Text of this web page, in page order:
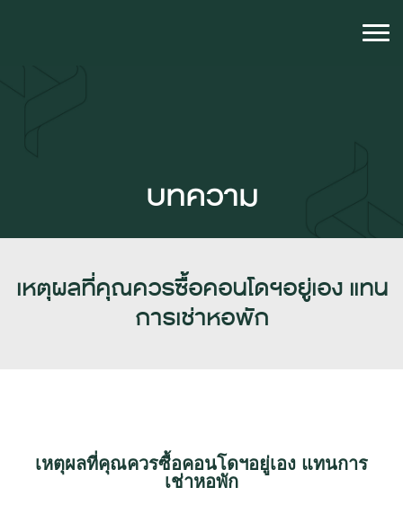
บทความ
เหตุผลที่คุณควรซื้อคอนโดฯอยู่เอง แทน
การเช่าหอพัก
เหตุผลที่คุณควรซื้อคอนโดฯอยู่เอง แทนการ
เช่าหอพัก